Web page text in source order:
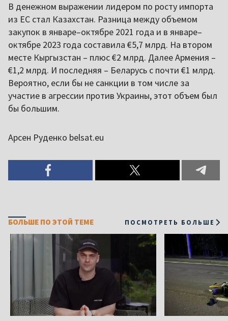
В денежном выражении лидером по росту импорта
из ЕС стал Казахстан. Разница между объемом
закупок в январе–октябре 2021 года и в январе–
октябре 2023 года составила €5,7 млрд. На втором
месте Кыргызстан – плюс €2 млрд. Далее Армения –
€1,2 млрд. И последняя – Беларусь с почти €1 млрд.
Вероятно, если бы не санкции в том числе за
участие в агрессии против Украины, этот объем был
бы большим.
Арсен Руденко belsat.eu
БОЛЬШЕ ПО ЭТОЙ ТЕМЕ ПОСМОТРЕТЬ БОЛЬШЕ